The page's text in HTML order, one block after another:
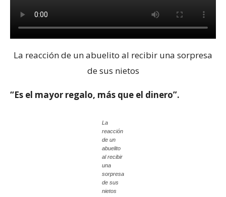
La reacción de un abuelito al recibir una sorpresa
de sus nietos
“Es el mayor regalo, más que el dinero”.
La
reacción
de un
abuelito
al recibir
una
sorpresa
de sus
nietos